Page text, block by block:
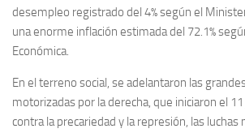
desempleo registrado del 4% según el
una enorme inflación estimada del 72.1%
Económica.
En el terreno social, se adelantaron las
motorizadas por la derecha, que iniciaron el
contra la precariedad y la represión, las luchas